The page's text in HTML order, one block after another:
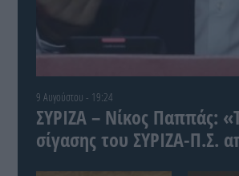
9 Αυγούστου - 19:24
ΣΥΡΙΖΑ – Νίκος Παππάς:
σίγασης του ΣΥΡΙΖΑ-Π.Σ.